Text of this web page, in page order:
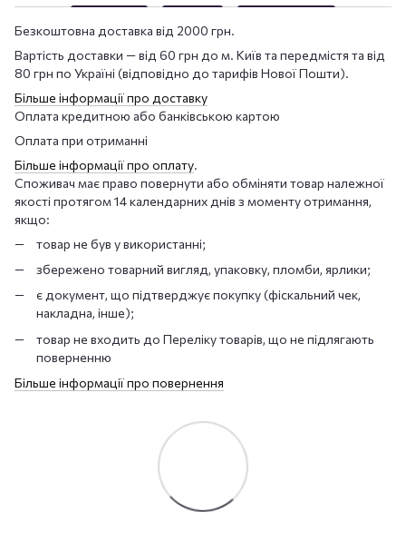
Безкоштовна доставка від 2000 грн.
Вартість доставки — від 60 грн до м. Київ та передмістя та від
80 грн по Україні (відповідно до тарифів Нової Пошти).
Більше інформації про доставку
Оплата кредитною або банківською картою
Оплата при отриманні
Більше інформації про оплату.
Споживач має право повернути або обміняти товар належної
якості протягом 14 календарних днів з моменту отримання,
якщо:
товар не був у використанні;
збережено товарний вигляд, упаковку, пломби, ярлики;
є документ, що підтверджує покупку (фіскальний чек,
накладна, інше);
товар не входить до Переліку товарів, що не підлягають
поверненню
Більше інформації про повернення